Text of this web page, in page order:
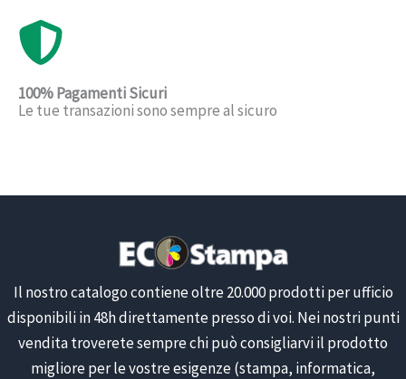
100% Pagamenti Sicuri
Le tue transazioni sono sempre al sicuro
Il nostro catalogo contiene oltre 20.000 prodotti per ufficio
disponibili in 48h direttamente presso di voi. Nei nostri punti
vendita troverete sempre chi può consigliarvi il prodotto
migliore per le vostre esigenze (stampa, informatica,